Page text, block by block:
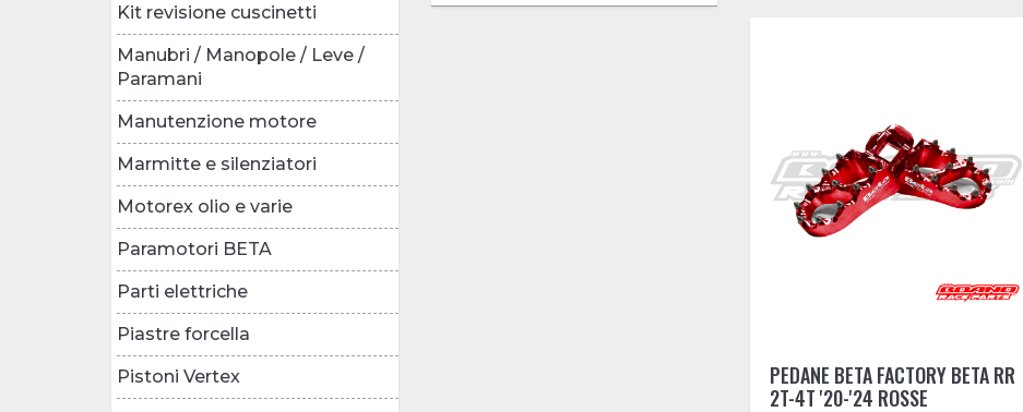
Kit revisione cuscinetti
Manubri / Manopole / Leve /
Paramani
Manutenzione motore
Marmitte e silenziatori
Motorex olio e varie
Paramotori BETA
Parti elettriche
Piastre forcella
Pistoni Vertex
PEDANE BETA FACTORY BETA RR
2T-4T '20-'24 ROSSE